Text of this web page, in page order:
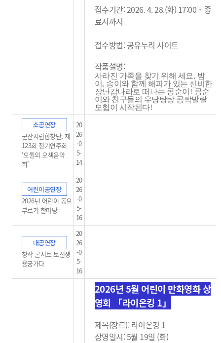
접수기간: 2026. 4. 28.(화) 17:00 ~ 종
료시까지
접수방법: 공유누리 사이트
작품설명:
사라진 가족을 찾기 위해 세요, 밤
이 , 송이와 함께 해피가 있는 신비한
장난감나라로 떠나는 콩순이 ! 콩순
이와 친구들의 우당탕탕 콩짝발랄
모험이 시작된다!
소공연장
군산시립합창단, 제
123회 정기연주회
‘오월의 오색음악
회’
20
26
-0
5-
14
어린이공연장
2026년 어린이 동요
부르기 한마당
20
26
-0
5-
16
대공연장
창작 콘서트 토선생
용궁가다
20
26
-0
5-
16
2026년 5월 어린이 만화영화 상
영회 「라이온킹 1」
제목(장르): 라이온킹 1
상영일시: 5월 19일 (화)